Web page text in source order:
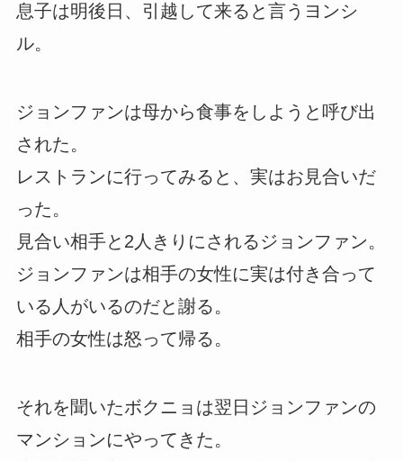
息子は明後日、引越して来ると言うヨンシ
ル。
ジョンファンは母から食事をしようと呼び出
された。
レストランに行ってみると、実はお見合いだ
った。
見合い相手と2人きりにされるジョンファン。
ジョンファンは相手の女性に実は付き合って
いる人がいるのだと謝る。
相手の女性は怒って帰る。
それを聞いたボクニョは翌日ジョンファンの
マンションにやってきた。